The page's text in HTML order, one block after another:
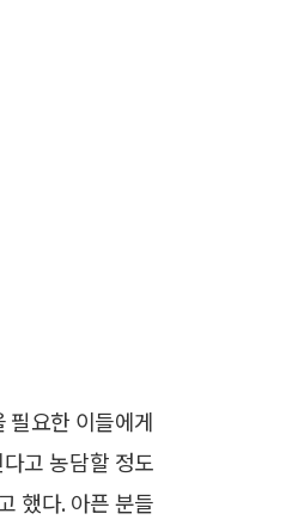
필요한 이들에게
고 농담할 정도
했다. 아픈 분들